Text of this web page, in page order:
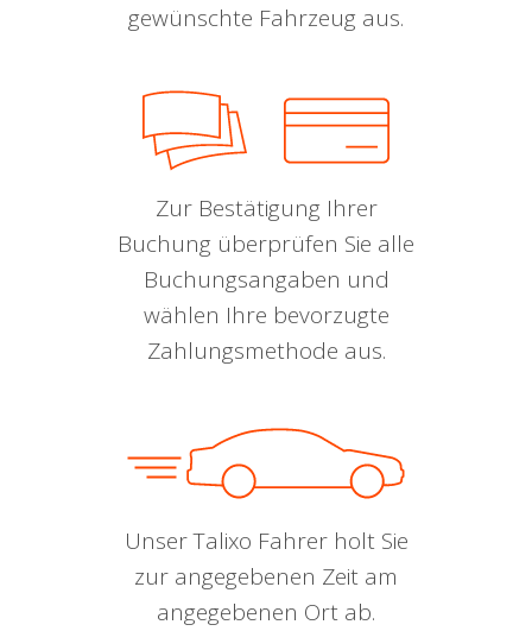
gewünschte Fahrzeug aus.
Zur Bestätigung Ihrer
Buchung überprüfen Sie alle
Buchungsangaben und
wählen Ihre bevorzugte
Zahlungsmethode aus.
Unser Talixo Fahrer holt Sie
zur angegebenen Zeit am
angegebenen Ort ab.